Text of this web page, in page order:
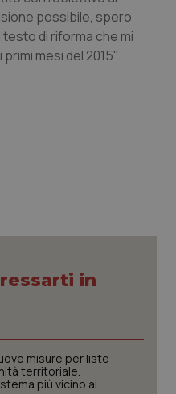
Bolzano
neurodegenerative
possibile, spero
di riforma che mi
mesi del 2015".
in
misure per liste
territoriale.
più vicino ai